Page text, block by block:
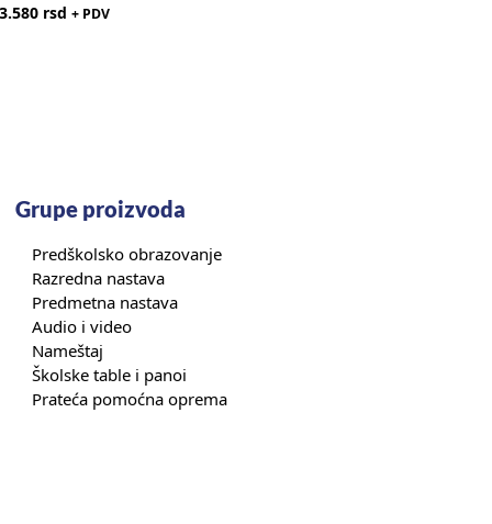
3.580 rsd + PDV
Grupe proizvoda
Predškolsko obrazovanje
Razredna nastava
Predmetna nastava
Audio i video
Nameštaj
Školske table i panoi
Prateća pomoćna oprema